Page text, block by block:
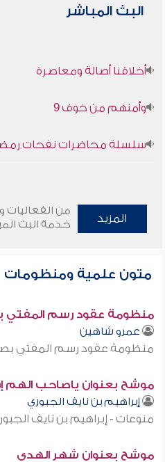
البث المباشر
أخلاقنا أصالة ومعاصرة
وأمنهم من خوف 9
سلسلة محاضرات نفحات رمضانية
المزيد
من الفعاليات
خدمة البث
متون علمية ومنظومات
منظومة عقود رسم
عمرو شاهين
منظومة عقود رسم المفتي
موشح بعنوان ياصاحب الهم
إبراهيم بن نايف الجبوري
منوعات - إبراهيم بن نايف
موشح بعنوان شهر الهدى